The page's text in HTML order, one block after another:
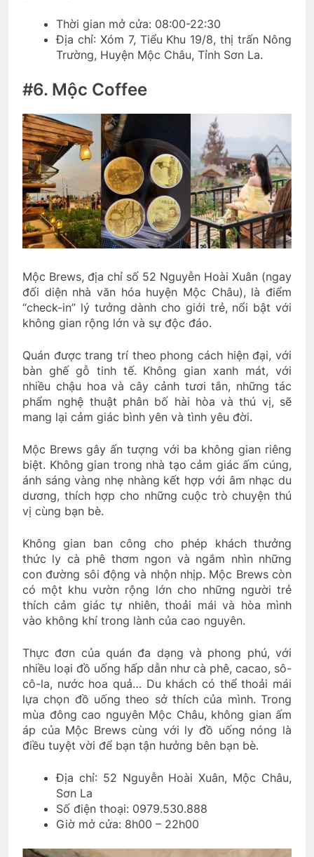
Thời gian mở cửa: 08:00-22:30
Địa chỉ: Xóm 7, Tiểu Khu 19/8, thị trấn Nông
Trường, Huyện Mộc Châu, Tỉnh Sơn La.
#6. Mộc Coffee
Mộc Brews, địa chỉ số 52 Nguyễn Hoài Xuân (ngay
đối diện nhà văn hóa huyện Mộc Châu), là điểm
“check-in” lý tưởng dành cho giới trẻ, nổi bật với
không gian rộng lớn và sự độc đáo.
Quán được trang trí theo phong cách hiện đại, với
bàn ghế gỗ tinh tế. Không gian xanh mát, với
nhiều chậu hoa và cây cảnh tươi tắn, những tác
phẩm nghệ thuật phân bố hài hòa và thú vị, sẽ
mang lại cảm giác bình yên và tình yêu đời.
Mộc Brews gây ấn tượng với ba không gian riêng
biệt. Không gian trong nhà tạo cảm giác ấm cúng,
ánh sáng vàng nhẹ nhàng kết hợp với âm nhạc du
dương, thích hợp cho những cuộc trò chuyện thú
vị cùng bạn bè.
Không gian ban công cho phép khách thưởng
thức ly cà phê thơm ngon và ngắm nhìn những
con đường sôi động và nhộn nhịp. Mộc Brews còn
có một khu vườn rộng lớn cho những người trẻ
thích cảm giác tự nhiên, thoải mái và hòa mình
vào không khí trong lành của cao nguyên.
Thực đơn của quán đa dạng và phong phú, với
nhiều loại đồ uống hấp dẫn như cà phê, cacao, sô-
cô-la, nước hoa quả… Du khách có thể thoải mái
lựa chọn đồ uống theo sở thích của mình. Trong
mùa đông cao nguyên Mộc Châu, không gian ấm
áp của Mộc Brews cùng với ly đồ uống nóng là
điều tuyệt vời để bạn tận hưởng bên bạn bè.
Địa chỉ: 52 Nguyễn Hoài Xuân, Mộc Châu,
Sơn La
Số điện thoại: 0979.530.888
Giờ mở cửa: 8h00 – 22h00